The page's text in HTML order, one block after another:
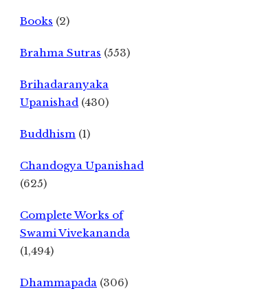
Books (2)
Brahma Sutras (553)
Brihadaranyaka
Upanishad (430)
Buddhism (1)
Chandogya Upanishad
(625)
Complete Works of
Swami Vivekananda
(1,494)
Dhammapada (306)